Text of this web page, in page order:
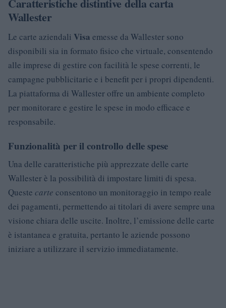
Wallester
Le carte aziendali Visa emesse da Wallester sono
disponibili sia in formato fisico che virtuale, consentendo
alle imprese di gestire con facilità le spese correnti, le
campagne pubblicitarie e i benefit per i propri dipendenti.
La piattaforma di Wallester offre un ambiente completo
per monitorare e gestire le spese in modo efficace e
responsabile.
Funzionalità per il controllo delle spese
Una delle caratteristiche più apprezzate delle carte
Wallester è la possibilità di impostare limiti di spesa.
Queste carte consentono un monitoraggio in tempo reale
dei pagamenti, permettendo ai titolari di avere sempre una
visione chiara delle uscite. Inoltre, l’emissione delle carte
è istantanea e gratuita, pertanto le aziende possono
iniziare a utilizzare il servizio immediatamente.